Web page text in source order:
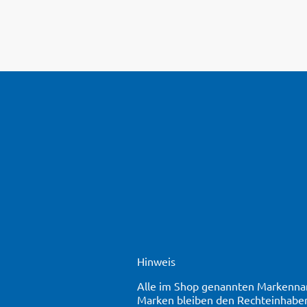
Hinweis
Alle im Shop genannten
Marken bleiben den